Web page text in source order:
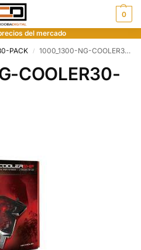
0
del mercado
PACK / 1000_1300-NG-COOLER30-PACK
COOLER30-